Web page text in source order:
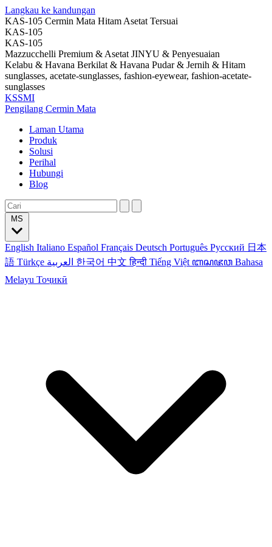
Langkau ke kandungan
KAS-105 Cermin Mata Hitam Asetat Tersuai
KAS-105
KAS-105
Mazzucchelli Premium & Asetat JINYU & Penyesuaian
Kelabu & Havana Berkilat & Havana Pudar & Jernih & Hitam
sunglasses, acetate-sunglasses, fashion-eyewear, fashion-acetate-
sunglasses
KSSMI
Pengilang Cermin Mata
Laman Utama
Produk
Solusi
Perihal
Hubungi
Blog
English Italiano Español Français Deutsch Português Русский 日本
語 Türkçe 한국어 中文हिन्दी Tiếng Việt ꦧꦱꦗꦮ Bahasa
Melayu Тоҷикӣ